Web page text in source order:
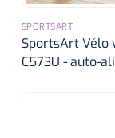
Bandages
SPORTSART
SportsArt Vélo
C573U - auto-